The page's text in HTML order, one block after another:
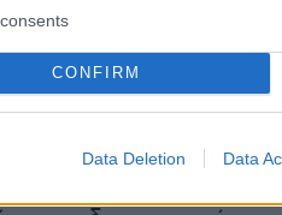
CONFIRM
Data Deletion Data
θα τα πληρώσουμε
όταν με
κι όταν θα αρχίσουν